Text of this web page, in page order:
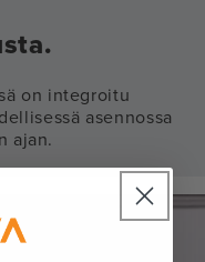
on integroitu
asennossa
ajan.